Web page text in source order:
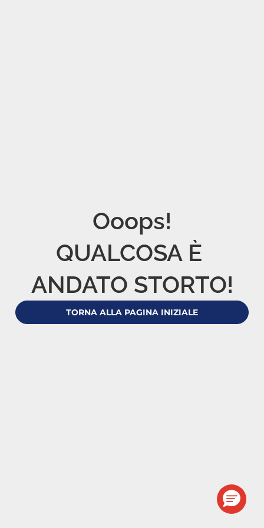
Ooops!
QUALCOSA È
ANDATO STORTO!
TORNA ALLA PAGINA INIZIALE